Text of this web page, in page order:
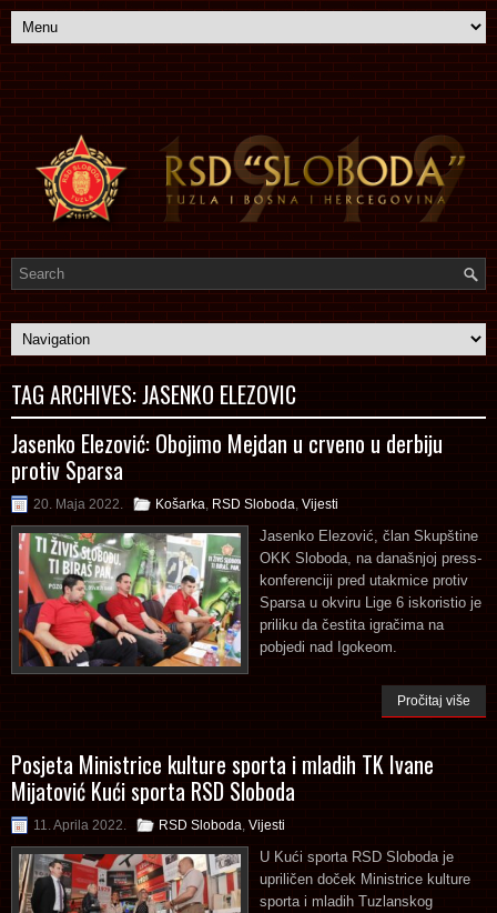
TAG ARCHIVES:JASENKO ELEZOVIC
Jasenko Elezović: Obojimo Mejdan u crveno u derbiju
protiv Sparsa
20. Maja 2022. Košarka RSD Sloboda Vijesti
Jasenko Elezović, član Skupštine
OKK Sloboda, na današnjoj press-
konferenciji pred utakmice protiv
Sparsa u okviru Lige 6 iskoristio je
priliku da čestita igračima na
pobjedi nad Igokeom.
Pročitaj više
Posjeta Ministrice kulture sporta i mladih TK Ivane
Mijatović Kući sporta RSD Sloboda
11. Aprila 2022. RSD Sloboda Vijesti
U Kući sporta RSD Sloboda je
upriličen doček Ministrice kulture
sporta i mladih Tuzlanskog